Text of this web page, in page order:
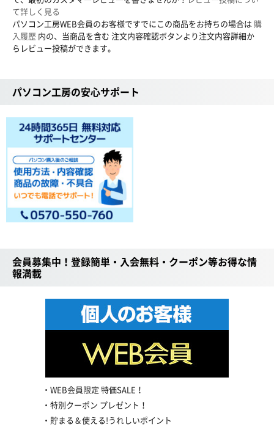
て詳しく見る
パソコン工房WEB会員のお客様ですでにこの商品をお持ちの場合は 購
入履歴 内の、当商品を含む 注文内容確認ボタンより注文内容詳細か
らレビュー投稿ができます。
パソコン工房の安心サポート
会員募集中！登録簡単・入会無料・クーポン等お得な情
報満載
WEB会員限定 特価SALE！
特別クーポン プレゼント！
貯まる＆使える!うれしいポイント